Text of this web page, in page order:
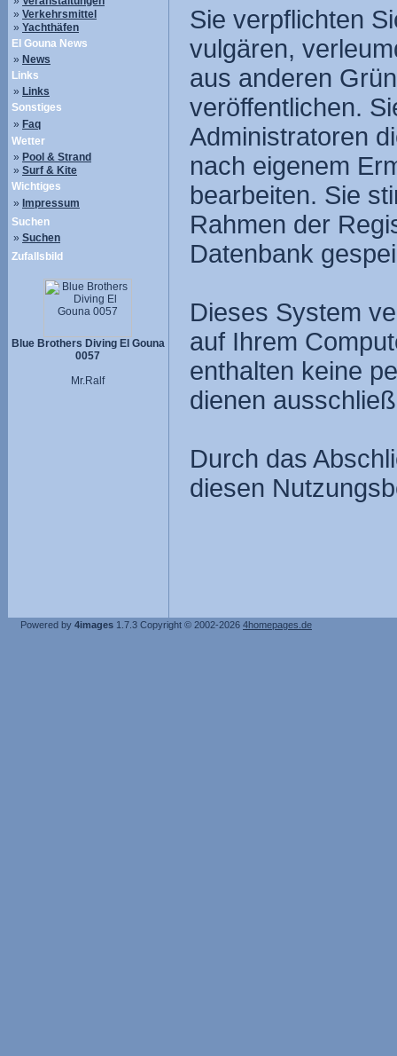
» Verkehrsmittel
» Yachthäfen
El Gouna News
» News
Links
» Links
Sonstiges
» Faq
Wetter
» Pool & Strand
» Surf & Kite
Wichtiges
» Impressum
Suchen
» Suchen
Zufallsbild
Blue Brothers Diving El Gouna
0057
Mr.Ralf
Sie verpflichten
vulgären,
aus anderen
veröffentlichen.
Administratoren
nach eigenem
bearbeiten. Sie
Rahmen der
Datenbank
Dieses System
auf Ihrem
enthalten keine
dienen
Durch das
diesen
Powered by 4images 1.7.3 Copyright © 2002-2026 4homepages.de